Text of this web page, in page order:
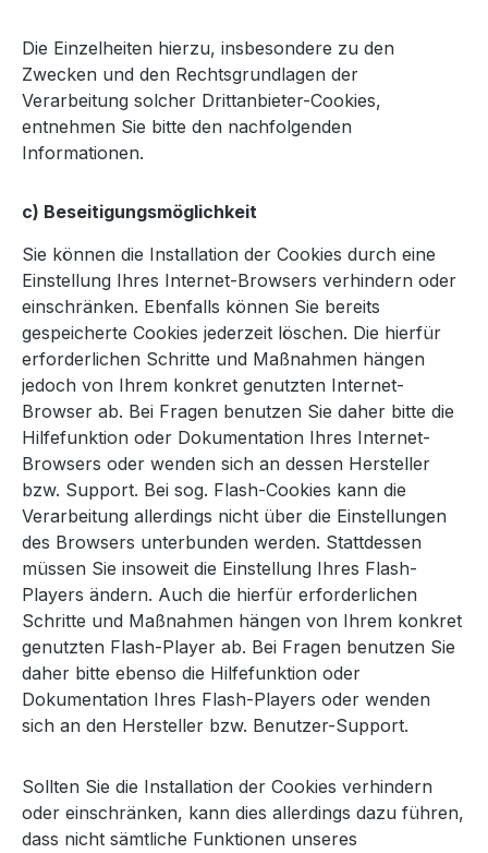
Die Einzelheiten hierzu, insbesondere zu den
Zwecken und den Rechtsgrundlagen der
Verarbeitung solcher Drittanbieter-Cookies,
entnehmen Sie bitte den nachfolgenden
Informationen.
c) Beseitigungsmöglichkeit
Sie können die Installation der Cookies durch eine
Einstellung Ihres Internet-Browsers verhindern oder
einschränken. Ebenfalls können Sie bereits
gespeicherte Cookies jederzeit löschen. Die hierfür
erforderlichen Schritte und Maßnahmen hängen
jedoch von Ihrem konkret genutzten Internet-
Browser ab. Bei Fragen benutzen Sie daher bitte die
Hilfefunktion oder Dokumentation Ihres Internet-
Browsers oder wenden sich an dessen Hersteller
bzw. Support. Bei sog. Flash-Cookies kann die
Verarbeitung allerdings nicht über die Einstellungen
des Browsers unterbunden werden. Stattdessen
müssen Sie insoweit die Einstellung Ihres Flash-
Players ändern. Auch die hierfür erforderlichen
Schritte und Maßnahmen hängen von Ihrem konkret
genutzten Flash-Player ab. Bei Fragen benutzen Sie
daher bitte ebenso die Hilfefunktion oder
Dokumentation Ihres Flash-Players oder wenden
sich an den Hersteller bzw. Benutzer-Support.
Sollten Sie die Installation der Cookies verhindern
oder einschränken, kann dies allerdings dazu führen,
dass nicht sämtliche Funktionen unseres